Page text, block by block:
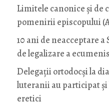
Limitele canonice și
pomenirii episcopului
10 ani de neacceptare
de legalizare a
Delegații ortodocși la
luteranii au participat și
eretici